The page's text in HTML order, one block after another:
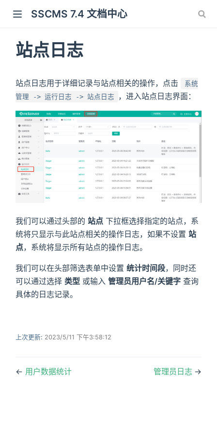
SSCMS 7.4 文档中心
站点日志
站点日志用于详细记录与站点相关的操作，点击
系统
管理 -> 运行日志 -> 站点日志
，进入站点日志界面：
我们可以通过头部的 站点 下拉框选择指定的站点，系
统将只显示与此站点相关的操作日志，如果不设置 站
点，系统将显示所有站点的操作日志。
我们可以在头部筛选表单中设置 统计时间段，同时还
可以通过选择 类型 或输入 管理员用户名/关键字 查询
具体的日志记录。
上次更新: 2023/5/11 下午3:58:12
← 用户数据统计 管理员日志 →